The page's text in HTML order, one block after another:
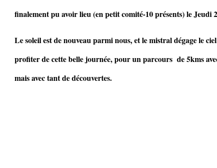
finalement pu avoir lieu (en petit comité-10 présents) le Jeudi
Le soleil est de nouveau parmi nous, et le mistral dégage le
profiter de cette belle journée, pour un parcours de 5kms
mais avec tant de découvertes.